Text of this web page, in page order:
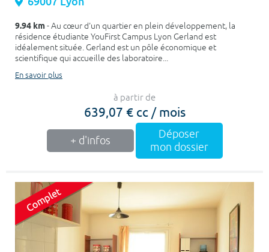
9.94 km- Au cœur d'un quartier en plein développement, la
résidence étudiante YouFirst Campus Lyon Gerland est
idéalement située. Gerland est un pôle économique et
scientifique qui accueille des laboratoire...
En savoir plus
à partir de
639,07 € cc / mois
+ d'infos
Déposer
mon dossier